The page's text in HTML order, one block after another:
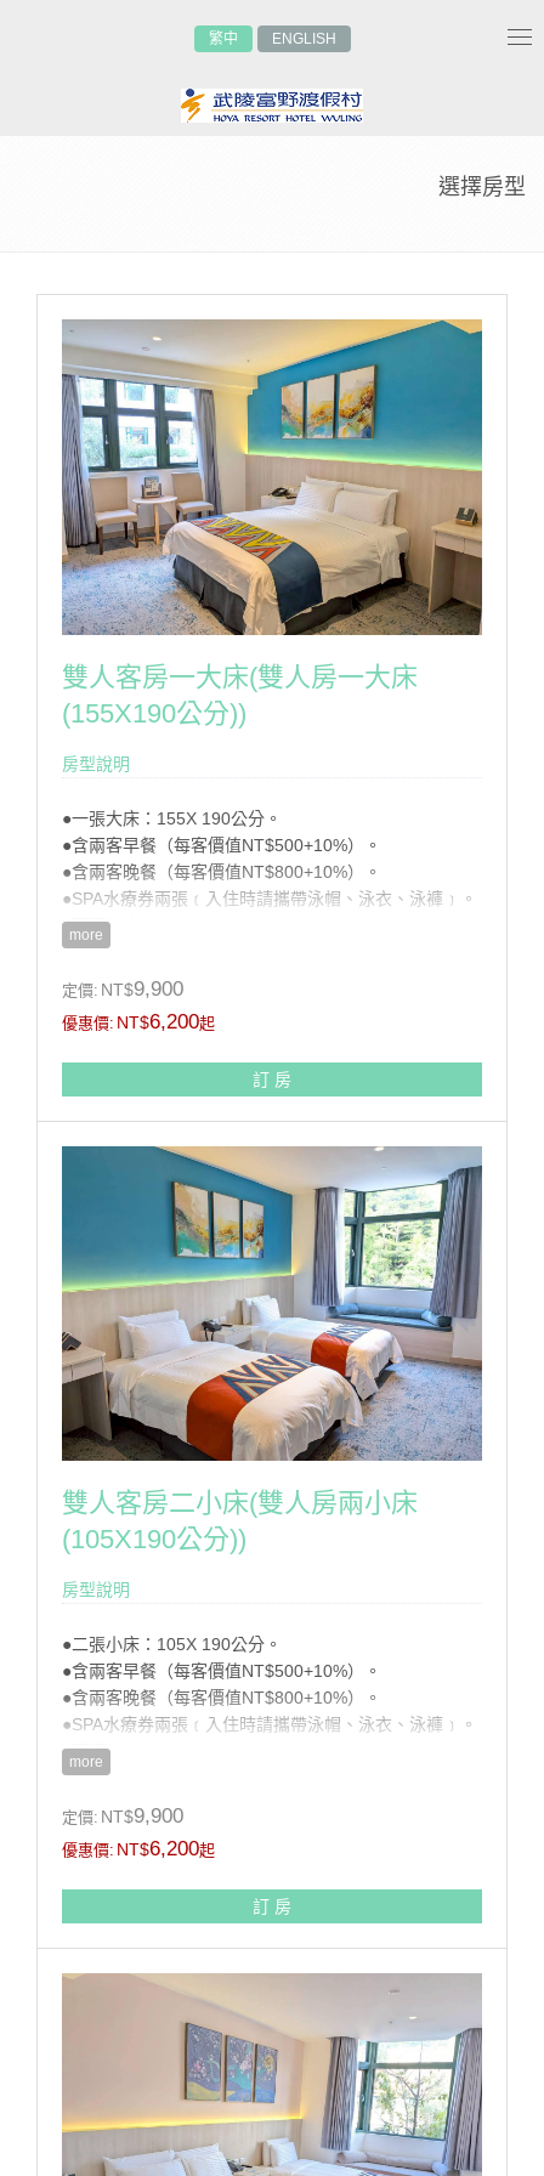
繁中 ENGLISH
選擇房型
雙人客房一大床(雙人房一大床
(155X190公分))
房型說明
●一張大床：155X 190公分。
●含兩客早餐（每客價值NT$500+10%）。
●含兩客晚餐（每客價值NT$800+10%）。
●SPA水療券兩張﹝入住時請攜帶泳帽、泳衣、泳褲﹞。
●不可加人。
註：配合國家公園環保政策,本渡假村不提供一次性備品
(牙膏、牙刷、刮鬍刀、梳子及泳帽、泳衣、泳褲)請自行
攜帶。
座,USB充電設備,電視機,吹風機,天然羽絨被枕,乳膠枕,客
用衣架,客房中央空調,客房內密碼式保險箱,配合國家公
園環保政策,本渡假村不提供一次性備品(牙膏、牙刷、刮
鬍刀、梳子及泳帽、泳衣、泳褲)請自行攜帶。
房型設備
more
定價: NT$9,900
優惠價: NT$6,200起
訂 房
雙人客房二小床(雙人房兩小床
(105X190公分))
房型說明
●二張小床：105X 190公分。
●含兩客早餐（每客價值NT$500+10%）。
●含兩客晚餐（每客價值NT$800+10%）。
●SPA水療券兩張﹝入住時請攜帶泳帽、泳衣、泳褲﹞。
●不可加人。
註：配合國家公園環保政策,本渡假村不提供一次性備品
(牙膏、牙刷、刮鬍刀、梳子及泳帽、泳衣、泳褲)請自行
攜帶。
座,USB充電設備,電視機,吹風機,天然羽絨被枕,乳膠枕,客
用衣架,客房中央空調,客房內密碼式保險箱,配合國家公
園環保政策,本渡假村不提供一次性備品(牙膏、牙刷、刮
鬍刀、梳子及泳帽、泳衣、泳褲)請自行攜帶。
more
定價: NT$9,900
優惠價: NT$6,200起
訂 房